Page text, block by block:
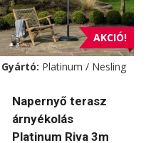
AKCIÓ!
Gyártó: Platinum / Nesling
Napernyő terasz
árnyékolás
Platinum Riva 3m